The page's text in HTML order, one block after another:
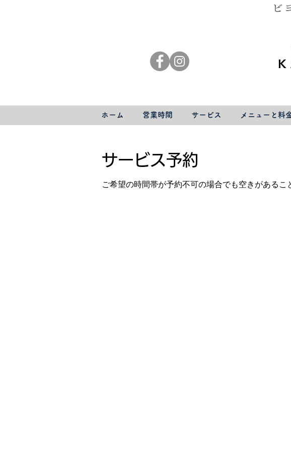
ビ
ホーム 営業時間 サービス メニューと料
サービス予約
ご希望の時間帯が予約不可の場合でも空きがある